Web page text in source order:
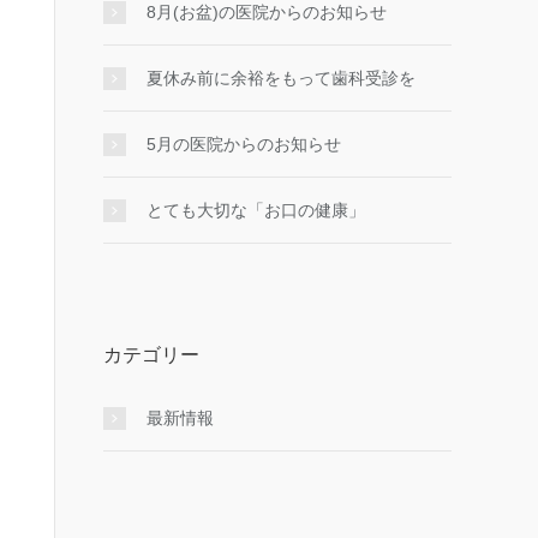
8月(お盆)の医院からのお知らせ
夏休み前に余裕をもって歯科受診を
5月の医院からのお知らせ
とても大切な「お口の健康」
カテゴリー
最新情報